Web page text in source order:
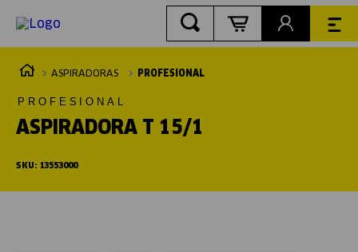
ASPIRADORAS PROFESIONAL
PROFESIONAL
ASPIRADORA T 15/1
SKU: 13553000